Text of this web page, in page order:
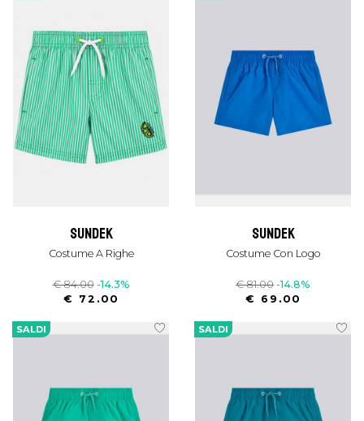
sundek
Costume A Righe
€ 84.00 -14.3%
€ 72.00
sundek
Costume Con Logo
€ 81.00 -14.8%
€ 69.00
SALDI SALDI